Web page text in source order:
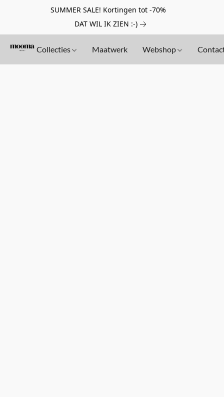
SUMMER SALE! Kortingen tot -70%
DAT WIL IK ZIEN :-)
Collecties Maatwerk Webshop